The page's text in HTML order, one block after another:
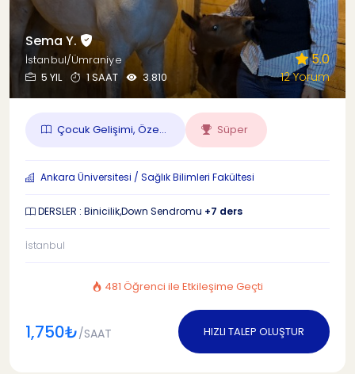
Sema Y.
İstanbul/Ümraniye
5 YIL
1 SAAT 3.810
5.0
12 Yorum
Çocuk Gelişimi, Öze... Süper
Ankara Üniversitesi / Sağlık Bilimleri Fakültesi
DERSLER : Binicilik,Down Sendromu +7 ders
İstanbul
481 Öğrenci ile Etkileşime Geçti
1,750₺/SAAT HIZLI TALEP OLUŞTUR